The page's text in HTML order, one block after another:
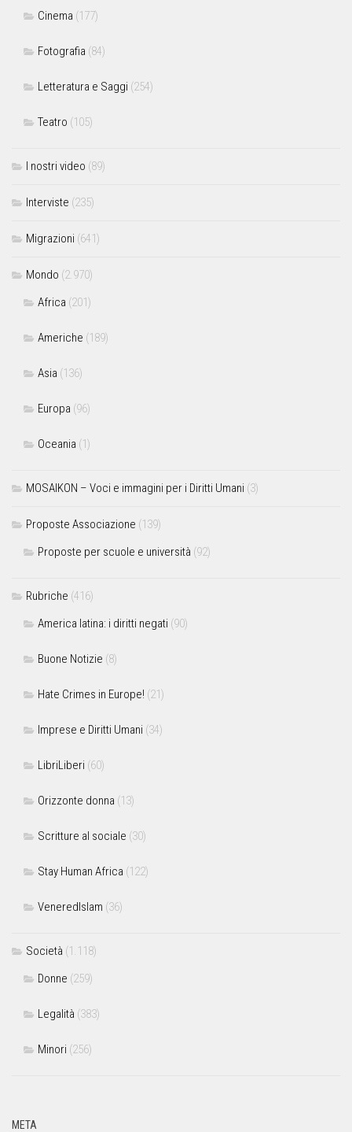
Cinema (177)
Fotografia (84)
Letteratura e Saggi (254)
Teatro (105)
I nostri video (89)
Interviste (235)
Migrazioni (641)
Mondo (2.970)
Africa (201)
Americhe (189)
Asia (136)
Europa (96)
Oceania (1)
MOSAIKON – Voci e immagini per i Diritti Umani (3)
Proposte Associazione (139)
Proposte per scuole e università (92)
Rubriche (416)
America latina: i diritti negati (90)
Buone Notizie (8)
Hate Crimes in Europe! (21)
Imprese e Diritti Umani (34)
LibriLiberi (60)
Orizzonte donna (13)
Scritture al sociale (30)
Stay Human Africa (122)
VeneredIslam (36)
Società (1.118)
Donne (259)
Legalità (383)
Minori (256)
META